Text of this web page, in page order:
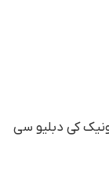
کی دبلیو سی